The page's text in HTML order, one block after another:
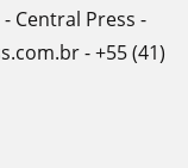
Central Press -
- +55 (41)